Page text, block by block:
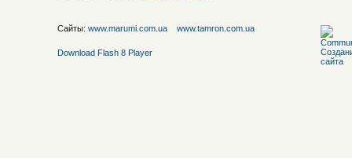
Сайты: www.marumi.com.ua www.tamron.com.ua
Download Flash 8 Player